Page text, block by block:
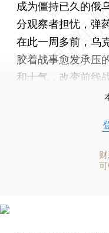
成为僵持已久的俄
分观察者担忧，弹
在此一周多前，乌
胶着战事愈发承压
和士气，改变前线